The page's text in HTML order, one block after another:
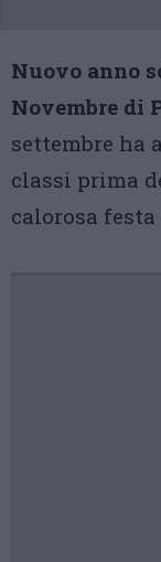
Nuovo anno
Novembre di
settembre ha
classi prima
calorosa